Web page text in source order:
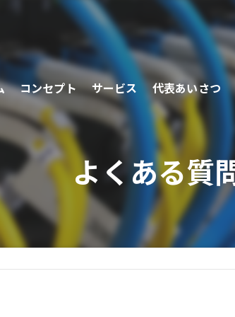
コンセプト サービス 代表あいさつ
よくある質